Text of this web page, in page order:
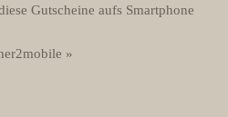
Gutscheine aufs Smartphone
»